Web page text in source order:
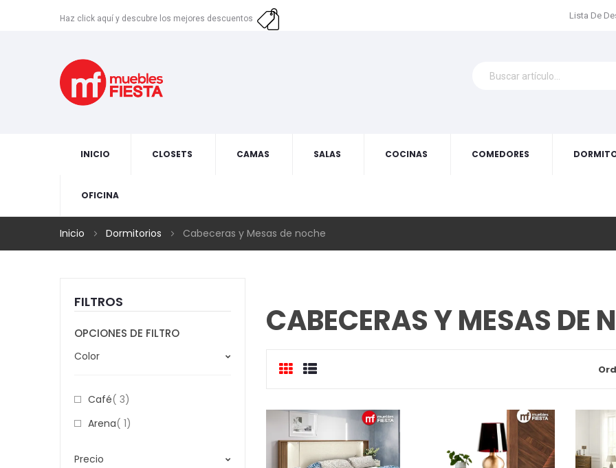
Haz click aquí y descubre los mejores descuentos Lista De
INICIO CLOSETS CAMAS SALAS COCINAS COMEDORES
OFICINA
Inicio Dormitorios Cabeceras y Mesas de noche
CABECERAS Y MESAS DE
Ver
Cuadrícula
Estilizado
FILTROS
OPCIONES DE FILTRO
Color
Café 3Item
Arena 1Item
Precio